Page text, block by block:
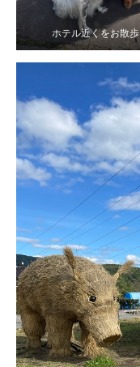
ホテル近くをお散歩